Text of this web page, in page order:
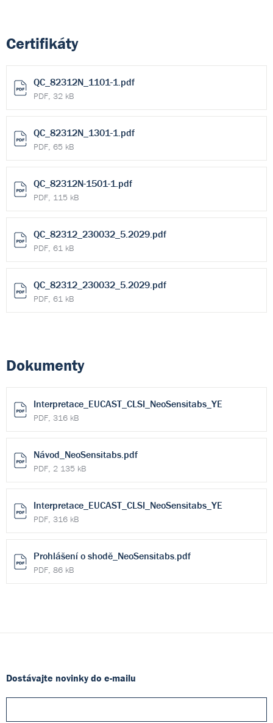
Certifikáty
QC_82312N_1101-1.pdf
PDF, 32 kB
QC_82312N_1301-1.pdf
PDF, 65 kB
QC_82312N-1501-1.pdf
PDF, 115 kB
QC_82312_230032_5.2029.pdf
PDF, 61 kB
QC_82312_230032_5.2029.pdf
PDF, 61 kB
Dokumenty
Interpretace_EUCAST_CLSI_NeoSensitabs_YE
PDF, 316 kB
Návod_NeoSensitabs.pdf
PDF, 2 135 kB
Interpretace_EUCAST_CLSI_NeoSensitabs_YE
PDF, 316 kB
Prohlášení o shodě_NeoSensitabs.pdf
PDF, 86 kB
Dostávajte novinky do e-mailu